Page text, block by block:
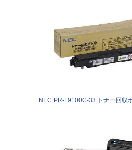
NEC PR-L9100C-33 トナー回収